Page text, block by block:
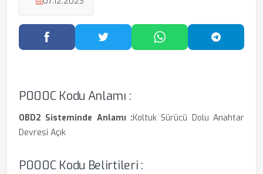
Facebook'ta PaylaşTwitter'da PaylaşWhatsApp'ta Paylaş
P000C Kodu Anlamı :
OBD2 Sisteminde Anlamı :Koltuk Sürücü Dolu Anahtar
Devresi Açık
P000C Kodu Belirtileri :